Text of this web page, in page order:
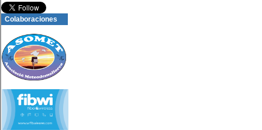
Colaboraciones